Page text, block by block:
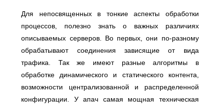
Для непосвященных в тонкие аспекты обработки
процессов, полезно знать о важных различиях
описываемых серверов. Во первых, они по-разному
обрабатывают соединения зависящие от вида
трафика. Так же имеют разные алгоритмы в
обработке динамического и статического контента,
возможности централизованной и распределенной
конфигурации. У апач самая мощная техническая